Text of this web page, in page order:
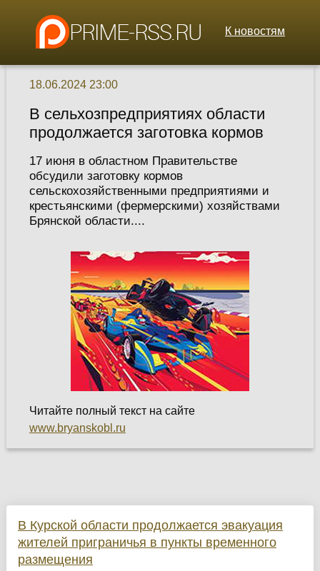
К новостям
18.06.2024 23:00
В сельхозпредприятиях области
продолжается заготовка кормов
17 июня в областном Правительстве
обсудили заготовку кормов
сельскохозяйственными предприятиями и
крестьянскими (фермерскими) хозяйствами
Брянской области....
Читайте полный текст на сайте
www.bryanskobl.ru
В Курской области продолжается эвакуация
жителей приграничья в пункты временного
размещения